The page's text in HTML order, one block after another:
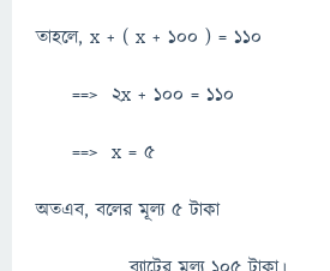
তাহলে, x + ( x + 100 ) = 110
==> 2x + 100 = 110
==> x = 5
অতএব, বলের মূল্য 5 টাকা